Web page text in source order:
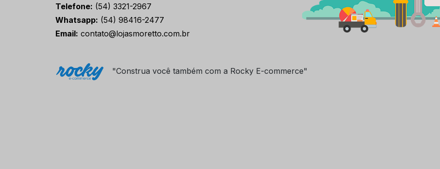
Telefone: (54) 3321-2967
Whatsapp: (54) 98416-2477
Email: contato@lojasmoretto.com.br
"Construa você também com a Rocky E-commerce"